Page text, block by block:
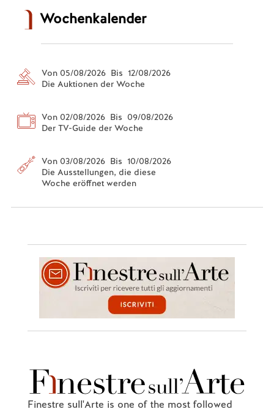
Wochenkalender
Von 05/08/2026 Bis 12/08/2026
Die Auktionen der Woche
Von 02/08/2026 Bis 09/08/2026
Der TV-Guide der Woche
Von 03/08/2026 Bis 10/08/2026
Die Ausstellungen, die diese
Woche eröffnet werden
Finestre sull'Arte is one of the most followed